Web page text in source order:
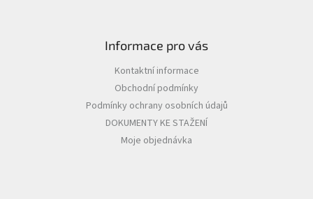
Informace pro vás
Kontaktní informace
Obchodní podmínky
Podmínky ochrany osobních údajů
DOKUMENTY KE STAŽENÍ
Moje objednávka